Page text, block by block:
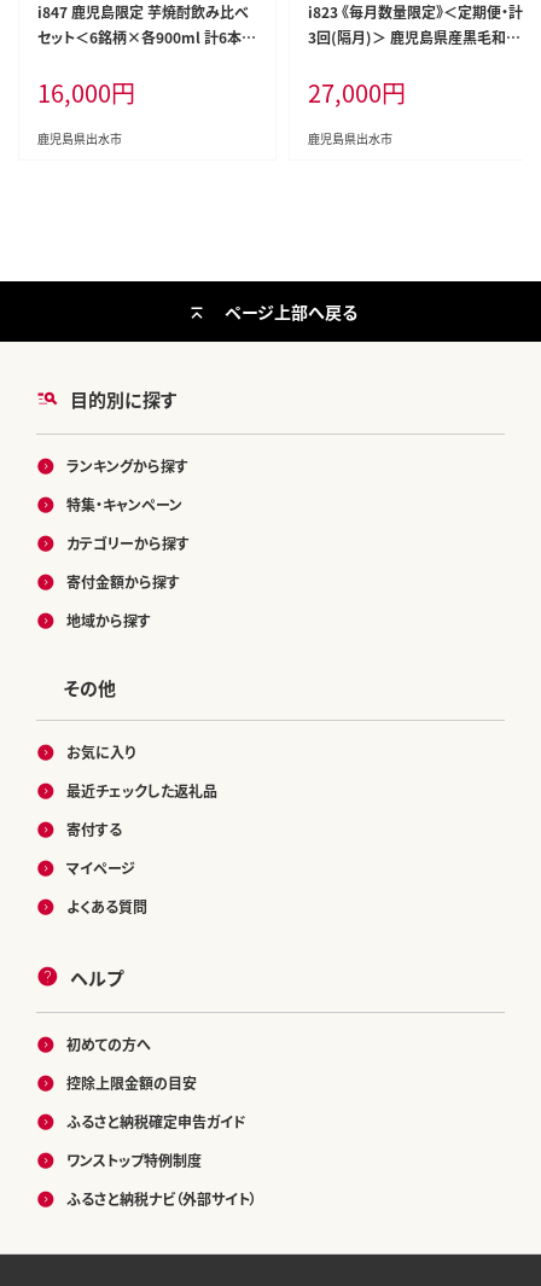
i847 鹿児島限定 芋焼酎飲み比べ
セット＜6銘柄×各900ml 計6本＞
焼酎ハイボール お急ぎ便 スピード
発送 出水酒造 神酒造 25度 逸品
本格焼酎 人気 レア 【酒舗三浦屋】
16,000円
鹿児島県出水市
i823 《毎月数量限定》＜定期便・計
3回(隔月)＞ 鹿児島県産黒毛和牛
回＞肉 牛肉 黒毛和牛 国産 鹿児島
県産 ユッケ 生食 旨み 定期便 隔月
カミチク 【株式会社LRプラスK】
27,000円
鹿児島県出水市
目的別に探す
ランキングから探す
特集・キャンペーン
カテゴリーから探す
寄付金額から探す
地域から探す
その他
お気に入り
最近チェックした返礼品
寄付する
マイページ
よくある質問
ヘルプ
初めての方へ
控除上限金額の目安
ふるさと納税確定申告ガイド
ワンストップ特例制度
ふるさと納税ナビ（外部サイト）
ページ上部へ戻る